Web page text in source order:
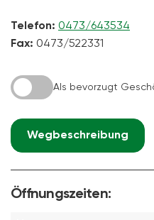
Telefon: 0473/643534
Fax: 0473/522331
Als bevorzugt
Wegbeschreibung
Öffnungszeiten: